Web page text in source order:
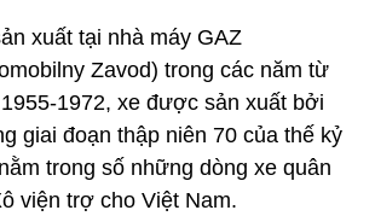
xuất tại nhà máy GAZ
Zavod) trong các năm từ
1972, xe được sản xuất bởi
giai đoạn thập niên 70 của thế kỷ
trong số những dòng xe quân
viện trợ cho Việt Nam.